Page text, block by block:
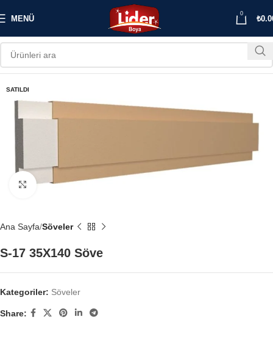
MENÜ
0
₺
SATILDI
Büyütmek için tıklayın
Ana Sayfa Söveler
S-17 35X140 Söve
Kategoriler: Söveler
Share: